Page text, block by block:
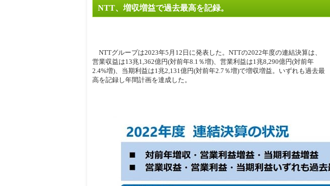
周辺機器
NTT、増収増益で過去最高を記録。
NTTグループは2023年5月12日に発表した。NTTの2022年度の連結決算は、
営業収益は13兆1,362億円(対前年8.1％増)、営業利益は1兆8,290億円(対前年
2.4%増)、当期利益は1兆2,131億円(対前年2.7％増)で増収増益。いずれも過去最
高を記録し年間計画を達成した。